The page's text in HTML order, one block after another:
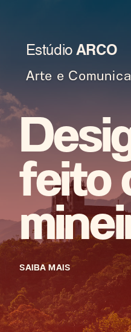
Arte e
SAIBA MAIS
feito
EstúdioARCO